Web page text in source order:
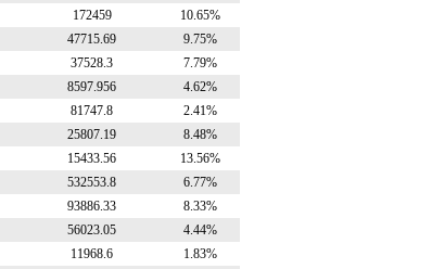
172459
10.65%
47715.69
9.75%
37528.3
7.79%
8597.956
4.62%
81747.8
2.41%
25807.19
8.48%
15433.56
13.56%
532553.8
6.77%
93886.33
8.33%
56023.05
4.44%
11968.6
1.83%